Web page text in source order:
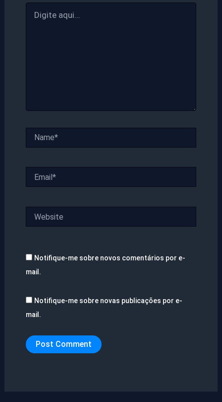
aqui...
Notifique-me sobre novos comentários por e-
mail.
Notifique-me sobre novas publicações por e-
mail.